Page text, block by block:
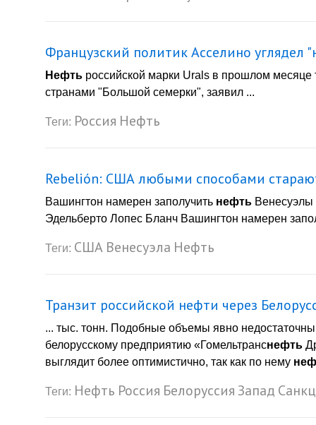
Французский политик Асселино углядел
Нефть российской марки Urals в прошлом
странами "Большой семерки", заявил ...
Теги: Россия Нефть
Rebelión: США любыми способами
Вашингтон намерен заполучить нефть Венесуэлы
Эдельберто Лопес Бланч Вашингтон намерен
Теги: США Венесуэла Нефть
Транзит российской нефти через
... тыс. тонн. Подобные объемы явно
белорусскому предприятию «Гомельтранснефть
выглядит более оптимистично, так как по нему
Теги: Нефть Россия Белоруссия Запад